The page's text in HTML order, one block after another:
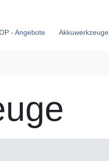
- Angebote Akkuwerkzeuge